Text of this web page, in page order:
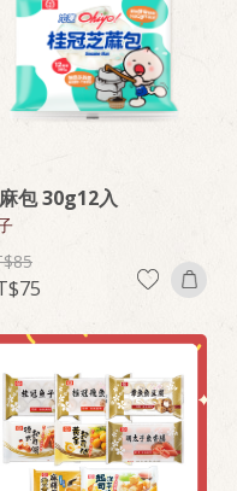
包 30g12入
85
75